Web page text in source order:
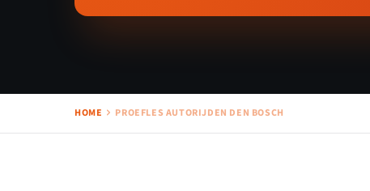
HOME PROEFLES AUTORIJDEN DEN BOSCH